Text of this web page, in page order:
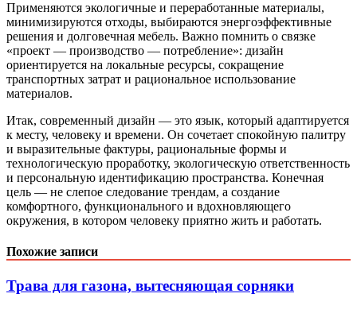
Применяются экологичные и переработанные материалы,
минимизируются отходы, выбираются энергоэффективные
решения и долговечная мебель. Важно помнить о связке
«проект — производство — потребление»: дизайн
ориентируется на локальные ресурсы, сокращение
транспортных затрат и рациональное использование
материалов.
Итак, современный дизайн — это язык, который адаптируется
к месту, человеку и времени. Он сочетает спокойную палитру
и выразительные фактуры, рациональные формы и
технологическую проработку, экологическую ответственность
и персональную идентификацию пространства. Конечная
цель — не слепое следование трендам, а создание
комфортного, функционального и вдохновляющего
окружения, в котором человеку приятно жить и работать.
Похожие записи
Трава для газона, вытесняющая сорняки